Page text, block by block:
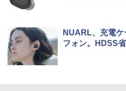
NUARL、充電
フォン。HDSS